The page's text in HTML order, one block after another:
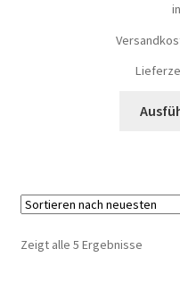
Zeigt alle 5 Ergebnisse